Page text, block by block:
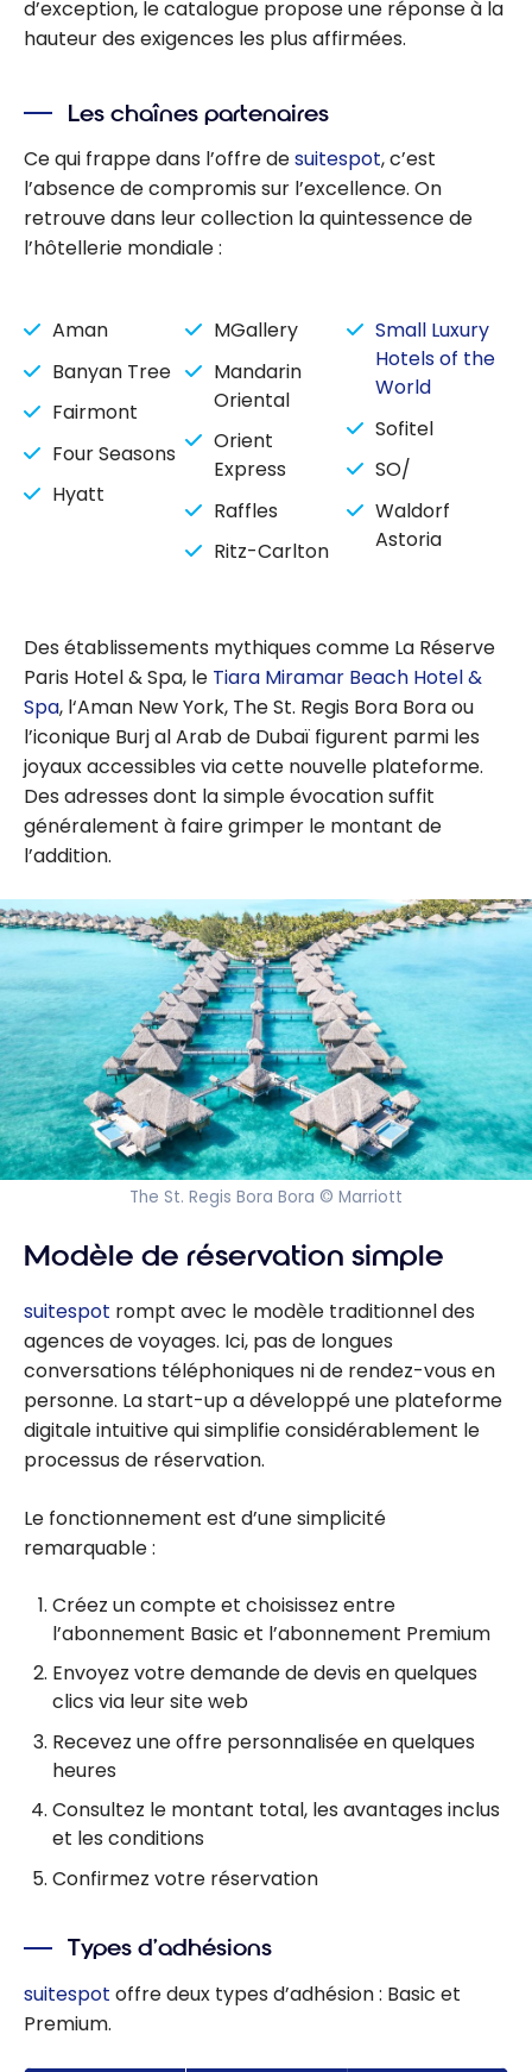
d’exception, le catalogue propose une réponse à la
hauteur des exigences les plus affirmées.
Les chaînes partenaires
Ce qui frappe dans l’offre desuitespot, c’est
l’absence de compromis sur l’excellence. On
retrouve dans leur collection la quintessence de
l’hôtellerie mondiale :
Aman
Banyan Tree
Fairmont
Four Seasons
Hyatt
MGallery
Mandarin
Oriental
Orient
Express
Raffles
Ritz-Carlton
Small Luxury
Hotels of the
World
Sofitel
SO/
Waldorf
Astoria
Des établissements mythiques comme La Réserve
Paris Hotel & Spa, le Tiara Miramar Beach Hotel &
Spa, l‘Aman New York, The St. Regis Bora Bora ou
l’iconique Burj al Arab de Dubaï figurent parmi les
joyaux accessibles via cette nouvelle plateforme.
Des adresses dont la simple évocation suffit
généralement à faire grimper le montant de
l’addition.
The St. Regis Bora Bora © Marriott
Modèle de réservation simple
suitespot rompt avec le modèle traditionnel des
agences de voyages. Ici, pas de longues
conversations téléphoniques ni de rendez-vous en
personne. La start-up a développé une plateforme
digitale intuitive qui simplifie considérablement le
processus de réservation.
Le fonctionnement est d’une simplicité
remarquable :
Créez un compte et choisissez entre
l’abonnement Basic et l’abonnement Premium
Envoyez votre demande de devis en quelques
clics via leur site web
Recevez une offre personnalisée en quelques
heures
Consultez le montant total, les avantages inclus
et les conditions
Confirmez votre réservation
Types d’adhésions
suitespot offre deux types d’adhésion : Basic et
Premium.